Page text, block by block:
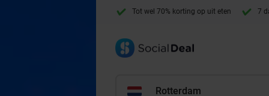
Tot wel 70% korting op uit eten 7
Rotterdam